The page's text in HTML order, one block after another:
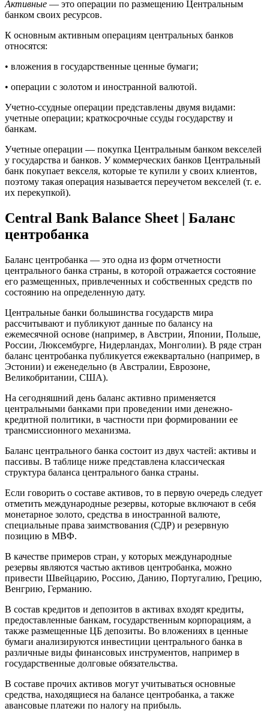
Активные — это операции по размещению Центральным
банком своих ресурсов.
К основным активным операциям центральных банков
относятся:
• вложения в государственные ценные бумаги;
• операции с золотом и иностранной валютой.
Учетно-ссудные операции представлены двумя видами:
учетные операции; краткосрочные ссуды государству и
банкам.
Учетные операции — покупка Центральным банком векселей
у государства и банков. У коммерческих банков Центральный
банк покупает векселя, которые те купили у своих клиентов,
поэтому такая операция называется переучетом векселей (т. е.
их перекупкой).
Central Bank Balance Sheet | Баланс
центробанка
Баланс центробанка — это одна из форм отчетности
центрального банка страны, в которой отражается состояние
его размещенных, привлеченных и собственных средств по
состоянию на определенную дату.
Центральные банки большинства государств мира
рассчитывают и публикуют данные по балансу на
ежемесячной основе (например, в Австрии, Японии, Польше,
России, Люксембурге, Нидерландах, Монголии). В ряде стран
баланс центробанка публикуется ежеквартально (например, в
Эстонии) и еженедельно (в Австралии, Еврозоне,
Великобритании, США).
На сегодняшний день баланс активно применяется
центральными банками при проведении ими денежно-
кредитной политики, в частности при формировании ее
трансмиссионного механизма.
Баланс центрального банка состоит из двух частей: активы и
пассивы. В таблице ниже представлена классическая
структура баланса центрального банка страны.
Если говорить о составе активов, то в первую очередь следует
отметить международные резервы, которые включают в себя
монетарное золото, средства в иностранной валюте,
специальные права заимствования (СДР) и резервную
позицию в МВФ.
В качестве примеров стран, у которых международные
резервы являются частью активов центробанка, можно
привести Швейцарию, Россию, Данию, Португалию, Грецию,
Венгрию, Германию.
В состав кредитов и депозитов в активах входят кредиты,
предоставленные банкам, государственным корпорациям, а
также размещенные ЦБ депозиты. Во вложениях в ценные
бумаги анализируются инвестиции центрального банка в
различные виды финансовых инструментов, например в
государственные долговые обязательства.
В составе прочих активов могут учитываться основные
средства, находящиеся на балансе центробанка, а также
авансовые платежи по налогу на прибыль.